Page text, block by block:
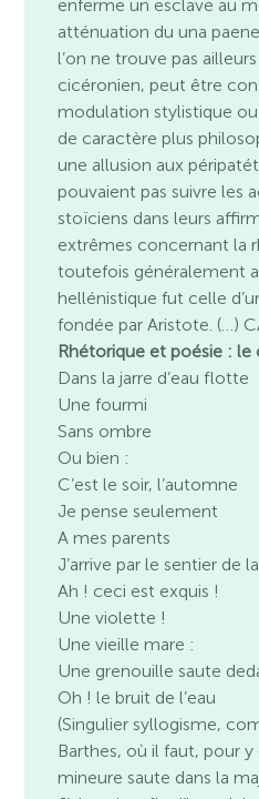
enferme un esclave au
atténuation du una
l’on ne trouve pas
cicéronien, peut être
modulation stylistique
de caractère plus
une allusion aux
pouvaient pas suivre les
stoïciens dans leurs
extrêmes concernant la
toutefois généralement
hellénistique fut celle
fondée par Aristote. (…)
Rhétorique et poésie : le
Dans la jarre d’eau flotte
Une fourmi
Sans ombre
Ou bien :
C’est le soir, l’automne
Je pense seulement
A mes parents
J’arrive par le sentier de
Ah ! ceci est exquis !
Une violette !
Une vieille mare :
Une grenouille saute
Oh ! le bruit de l’eau
(Singulier syllogisme,
Barthes, où il faut, pour
mineure saute dans la